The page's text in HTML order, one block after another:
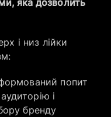
і низ лійки
попит
і
бренду